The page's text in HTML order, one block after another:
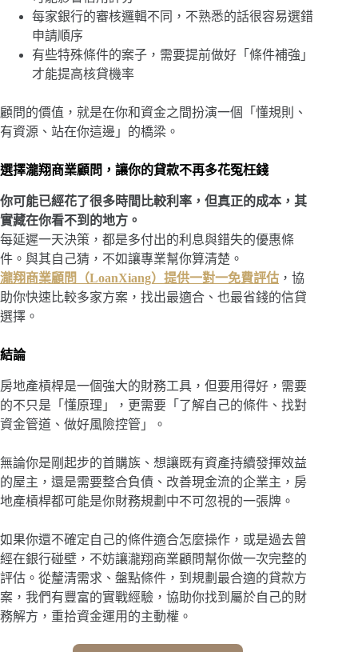
每家銀行的審核邏輯不同，不熟悉的話很容易選錯
申請順序
有些特殊條件的案子，需要提前做好「條件補強」
才能提高核貸機率
顧問的價值，就是在你和資金之間扮演一個「懂規則、
有資源、站在你這邊」的橋梁。
選擇瀧翔商業顧問，讓你的貸款不再多花冤枉錢
你可能已經花了很多時間比較利率，但真正的成本，其
實藏在你看不到的地方。
每延遲一天決策，都是多付出的利息與錯失的優惠條
件。與其自己猜，不如讓專業幫你算清楚。
瀧翔商業顧問（LoanXiang）提供一對一免費評估 ，協
助你快速比較多家方案，找出最適合、也最省錢的信貸
選擇。
結論
房地產槓桿是一個強大的財務工具，但要用得好，需要
的不只是「懂原理」，更需要「了解自己的條件、找對
資金管道、做好風險控管」。
無論你是剛起步的首購族、想讓既有資產持續發揮效益
的屋主，還是需要整合負債、改善現金流的企業主，房
地產槓桿都可能是你財務規劃中不可忽視的一張牌。
如果你還不確定自己的條件適合怎麼操作，或是過去曾
經在銀行碰壁，不妨讓瀧翔商業顧問幫你做一次完整的
評估。從釐清需求、盤點條件，到規劃最合適的貸款方
案，我們有豐富的實戰經驗，協助你找到屬於自己的財
務解方，重拾資金運用的主動權。